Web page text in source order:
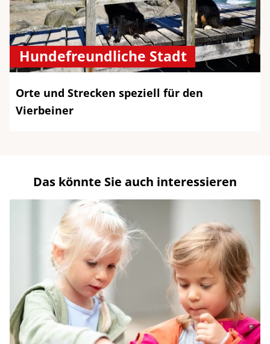
Hundefreundliche Stadt
Orte und Strecken speziell für den
Vierbeiner
Das könnte Sie auch interessieren